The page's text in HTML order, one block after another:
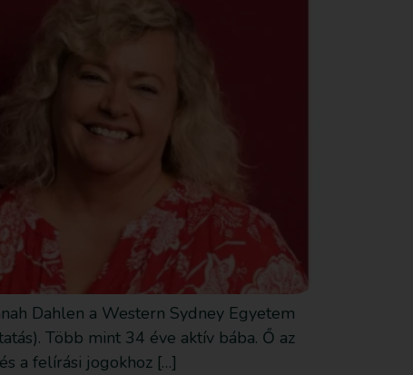
Dahlen a Western Sydney Egyetem
Több mint 34 éve aktív bába. Ő az
a felírási jogokhoz […]